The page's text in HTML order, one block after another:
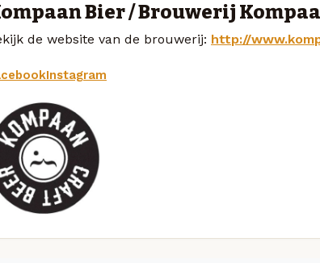
Bier / Brouwerij
de website van de brouwerij: http://
Instagram